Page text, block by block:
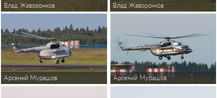
Влад Жаворонков Влад Жаворонков
Арсений Мурашов Арсений Мурашов